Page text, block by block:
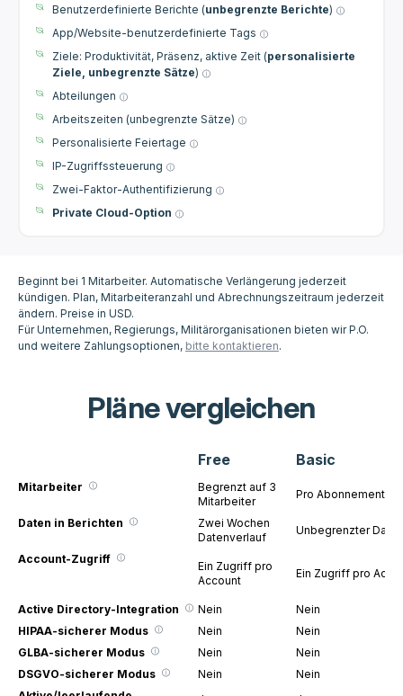
Benutzerdefinierte Berichte (unbegrenzte Berichte)
App/Website-benutzerdefinierte Tags
Ziele: Produktivität, Präsenz, aktive Zeit (personalisierte
Ziele, unbegrenzte Sätze)
Abteilungen
Arbeitszeiten (unbegrenzte Sätze)
Personalisierte Feiertage
IP-Zugriffssteuerung
Zwei-Faktor-Authentifizierung
Private Cloud-Option
Beginnt bei 1 Mitarbeiter. Automatische Verlängerung jederzeit
kündigen. Plan, Mitarbeiteranzahl und Abrechnungszeitraum jederzeit
ändern. Preise in USD.
Für Unternehmen, Regierungs, Militärorganisationen bieten wir P.O.
und weitere Zahlungsoptionen, bitte kontaktieren.
Pläne vergleichen
Free Basic
Mitarbeiter
Begrenzt auf 3
Mitarbeiter
Pro Abonnement
Daten in Berichten
Zwei Wochen
Datenverlauf
Unbegrenzter
Account-Zugriff
Ein Zugriff pro
Account
Ein Zugriff pro
Active Directory-Integration Nein
Nein
HIPAA-sicherer Modus
Nein
Nein
GLBA-sicherer Modus
Nein
Nein
DSGVO-sicherer Modus
Nein
Nein